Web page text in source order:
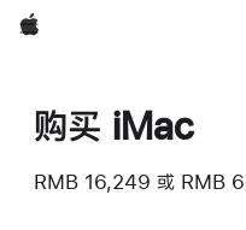
Apple
购买 iMac
RMB 16,249 或 RMB